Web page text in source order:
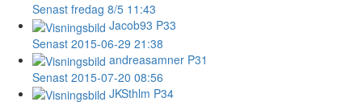
Senast fredag 8/5 11:43
Jacob93 P33
Senast 2015-06-29 21:38
andreasamner P31
Senast 2015-07-20 08:56
JKSthlm P34